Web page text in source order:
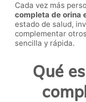
Cada vez más
completa de orina
estado de salud,
complementar
sencilla y rápida.
Qué